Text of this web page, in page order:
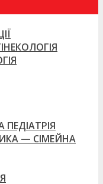
— СІМЕЙНА